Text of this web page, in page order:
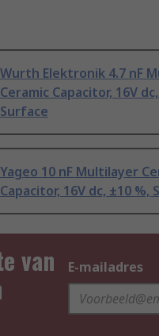
Wurth Elektronik 4.7 nF
Ceramic Capacitor, 16V
Surface
Yageo 10 nF Multilayer
Capacitor, 16V dc, ±10 %,
van
E-mailadres